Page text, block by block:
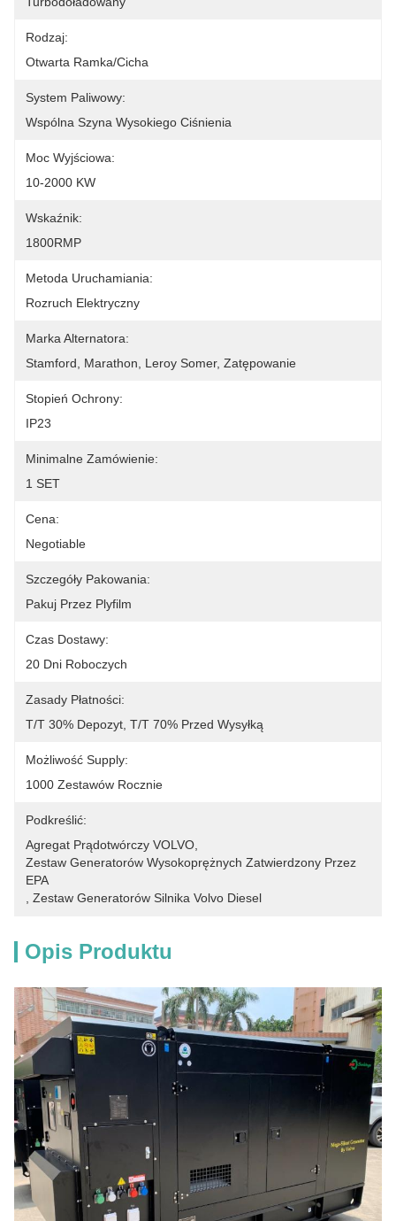
Rodzaj:
Otwarta Ramka/Cicha
System Paliwowy:
Wspólna Szyna Wysokiego Ciśnienia
Moc Wyjściowa:
10-2000 KW
Wskaźnik:
1800RMP
Metoda Uruchamiania:
Rozruch Elektryczny
Marka Alternatora:
Stamford, Marathon, Leroy Somer, Zatępowanie
Stopień Ochrony:
IP23
Minimalne Zamówienie:
1 SET
Cena:
Negotiable
Szczegóły Pakowania:
Pakuj Przez Plyfilm
Czas Dostawy:
20 Dni Roboczych
Zasady Płatności:
T/t 30% Depozyt, T/t 70% Przed Wysyłką
Możliwość Supply:
1000 Zestawów Rocznie
Podkreślić:
Agregat Prądotwórczy VOLVO
Zestaw Generatorów Wysokoprężnych Zatwierdzony Przez
EPA
Zestaw Generatorów Silnika Volvo Diesel
Opis Produktu